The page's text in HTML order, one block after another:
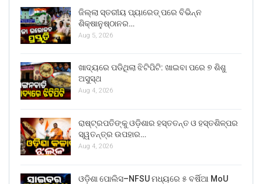
ଜିଲ୍ଲା ସ୍ତରୀୟ ପ୍ୟାରେଡ୍ ପରେ ବିଭିନ୍ନ
ଶିକ୍ଷାନୁଷ୍ଠାନର…
Aug 5, 2026
ଖାଦ୍ୟରେ ପଡିଥିଲା ଝିଟିପିଟି: ଖାଇବା ପରେ ୭ ଶିଶୁ
ଅସୁସ୍ଥ
Aug 4, 2026
ରାଷ୍ଟ୍ରପତିଙ୍କୁ ଓଡ଼ିଶାର ହସ୍ତତନ୍ତ ଓ ହସ୍ତଶିଳ୍ପର
ସ୍ୱତନ୍ତ୍ର ଉପହାର…
Aug 4, 2026
ଓଡ଼ିଶା ପୋଲିସ–NFSU ମଧ୍ୟରେ ୫ ବର୍ଷିଆ MoU